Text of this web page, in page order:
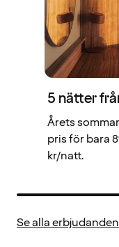
5 nätter
Årets
pris för bara
kr/natt.
Se alla erbjudanden